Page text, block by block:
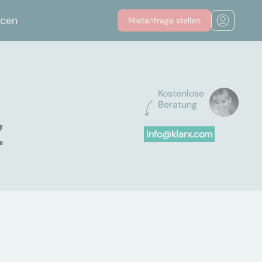
Mietanfrage stellen
Kostenlose
Beratung
info@klarx.com